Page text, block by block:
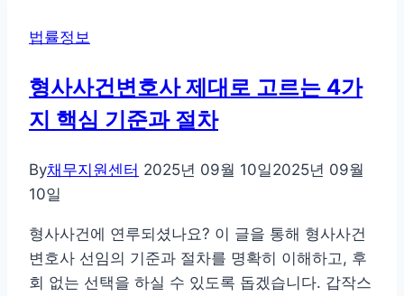
차
및
류,
비
용
안
법률정보
형사사건변호사 제대로 고르는 4가
지 핵심 기준과 절차
By채무지원센터 2025년 09월 10일2025년 09월
10일
형사사건에 연루되셨나요? 이 글을 통해 형사사건
변호사 선임의 기준과 절차를 명확히 이해하고, 후
회 없는 선택을 하실 수 있도록 돕겠습니다. 갑작스